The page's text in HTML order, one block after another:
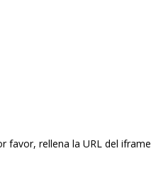
favor, rellena la URL del iframe